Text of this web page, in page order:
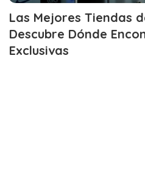
Las Mejores Tiendas
Descubre Dónde
Exclusivas